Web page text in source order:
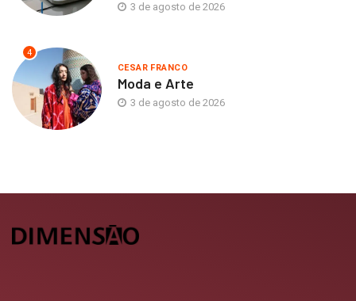
3 de agosto de 2026
4
CESAR FRANCO
Moda e Arte
3 de agosto de 2026